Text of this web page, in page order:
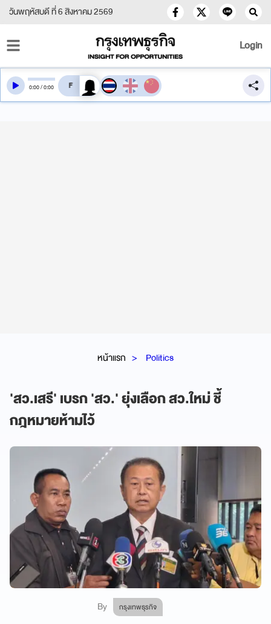
วันพฤหัสบดี ที่ 6 สิงหาคม 2569
Login
หน้าแรก Politics
'สว.เสรี' เบรก 'สว.' ยุ่งเลือก สว.ใหม่ ชี้
กฎหมายห้ามไว้
By กรุงเทพธุรกิจ
0:00/0:00 สลับเสียงอ่าน